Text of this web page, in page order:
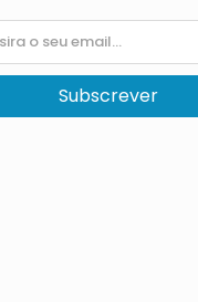
Subscrever